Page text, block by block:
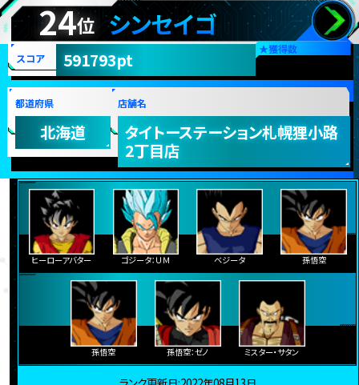
24位 シンセイゴ
★獲得数
スコア 591793pt
都道府県
北海道
店舗名
タイトーステーション札幌狸小路
2丁目店
ヒーローアバター ゴジータ：ＵＭ ベジータ 孫悟空
孫悟空 孫悟空：ゼノ ミスター・サタン